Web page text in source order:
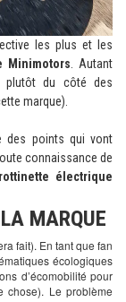
les plus et les
Minimotors . Autant
plutôt du côté des
marque).
des points qui vont
connaissance de
électrique
MARQUE
fait). En tant que fan
écologiques
d’écomobilité pour
chose). Le problème